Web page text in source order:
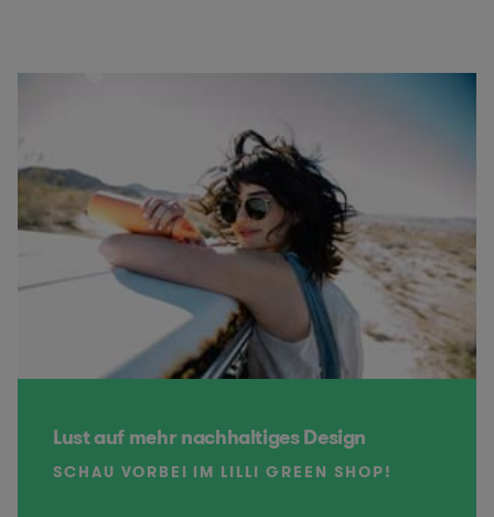
Lust auf mehr nachhaltiges Design
SCHAU VORBEI IM LILLI GREEN SHOP!